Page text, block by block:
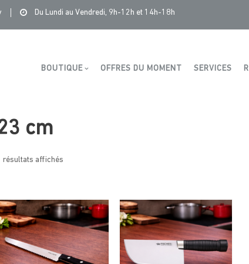
Du Lundi au Vendredi, 9h-12h et 14h-18h
BOUTIQUE OFFRES DU MOMENT SERVICES
Boutique
cm
résultats affichés